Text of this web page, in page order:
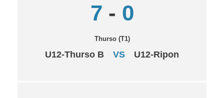
7 - 0
Thurso (T1)
U12-Thurso B VS U12-Ripon